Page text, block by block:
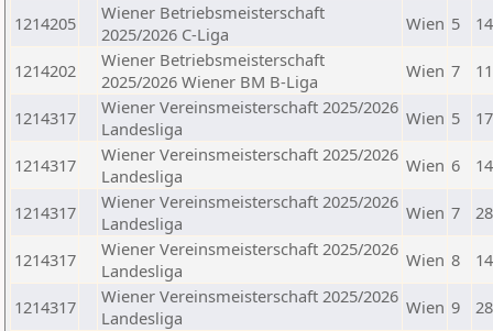
1214205
Wiener Betriebsmeisterschaft
2025/2026 C-Liga
Wien 5
1214202
Wiener Betriebsmeisterschaft
2025/2026 Wiener BM B-Liga
Wien 7
1214317
Wiener Vereinsmeisterschaft 2025/2026
Landesliga
Wien 5
1214317
Wiener Vereinsmeisterschaft 2025/2026
Landesliga
Wien 6
1214317
Wiener Vereinsmeisterschaft 2025/2026
Landesliga
Wien 7
1214317
Wiener Vereinsmeisterschaft 2025/2026
Landesliga
Wien 8
1214317
Wiener Vereinsmeisterschaft 2025/2026
Landesliga
Wien 9